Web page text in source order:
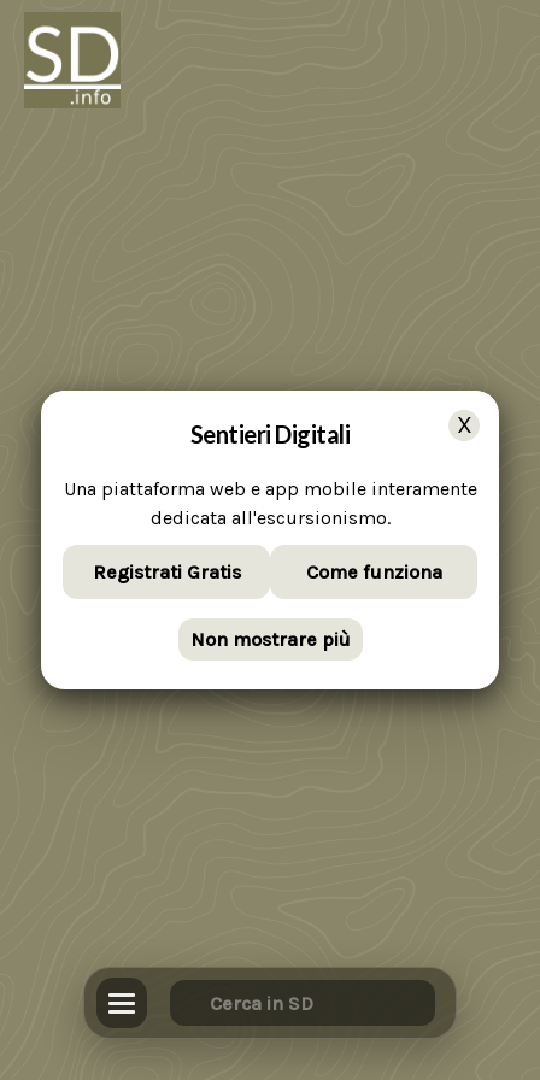
Sentieri Digitali
Una piattaforma web e app mobile interamente
dedicata all'escursionismo.
Registrati Gratis Come funziona
Non mostrare più